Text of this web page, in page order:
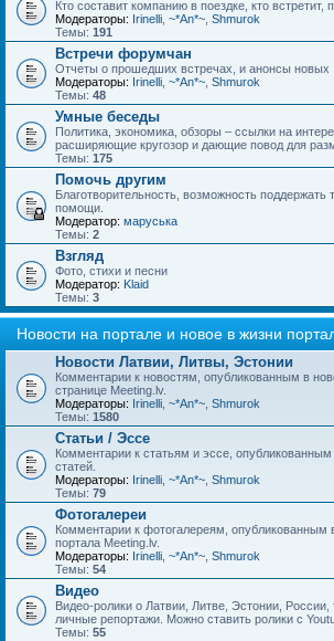
Кто составит компанию в поездке, кто встретит,
Модераторы: Irinelli ~*An*~ Shmurok
Темы: 191
Встречи форумчан
Отчеты о прошедших встречах, и анонсы новых
Модераторы: Irinelli ~*An*~ Shmurok
Темы: 48
Умные беседы
Политика, экономика, обзоры – ссылки на
расширяющие кругозор и дающие повод для
Темы: 175
Помочь другим
Благотворительность, возможность поддержать
помощи.
Модератор: маруська
Темы: 2
Взгляд
Фото, стихи и песни
Модератор: Klaid
Темы: 3
Новости на портале и новое в жизни
Новости Латвии, Литвы, Эстонии
Комментарии к новостям, опубликованным в
странице Meeting.lv.
Модераторы: Irinelli ~*An*~ Shmurok
Темы: 1580
Статьи / Эссе
Комментарии к статьям и эссе, опубликованным
статей.
Модераторы: Irinelli ~*An*~ Shmurok
Темы: 79
Фотогалереи
Комментарии к фотогалереям, опубликованным
портала Meeting.lv.
Модераторы: Irinelli ~*An*~ Shmurok
Темы: 54
Видео
Видео-ролики о Латвии, Литве, Эстонии, России,
личные репортажи. Можно ставить ролики с
Темы: 55